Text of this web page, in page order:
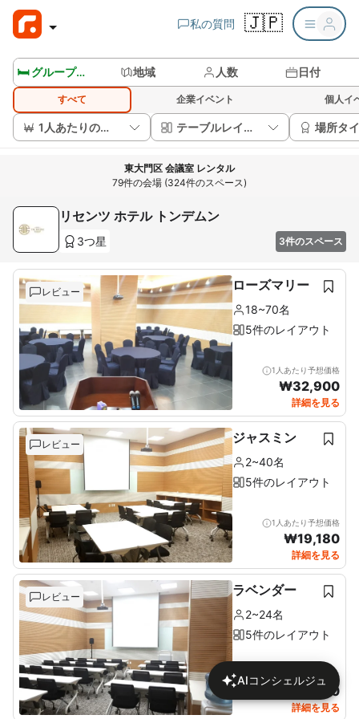
私の質問 🇯🇵
🛏️ グループルームを見る 地域 人数 日付
すべて 企業イベント 個人イ
1人あたりの価格 テーブルレイアウト 場所タ
東大門区 会議室 レンタル
79件の会場 (324件のスペース)
リセンツ ホテル トンデムン
3つ星 3件のスペース
レビュー ローズマリー
18~70名
5件のレイアウト
1人あたり予想価格
₩32,900
詳細を見る
レビュー ジャスミン
2~40名
5件のレイアウト
1人あたり予想価格
₩19,180
詳細を見る
レビュー ラベンダー
2~24名
5件のレイアウト
1人あたり予想価格
24,610
詳細を見る
AIコンシェルジュ